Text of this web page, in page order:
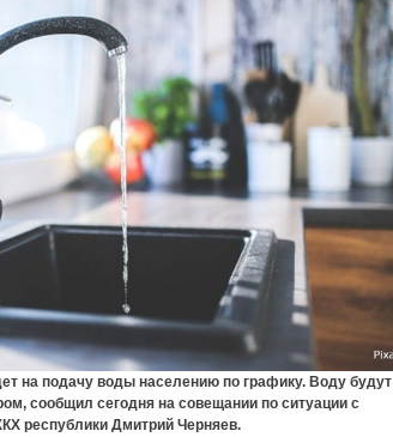
на подачу воды населению по графику. Воду будут
сообщил сегодня на совещании по ситуации с
республики Дмитрий Черняев.